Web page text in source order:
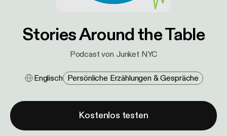
Stories Around the Table
Podcast von Junket NYC
Englisch Persönliche Erzählungen & Gespräche
Kostenlos testen